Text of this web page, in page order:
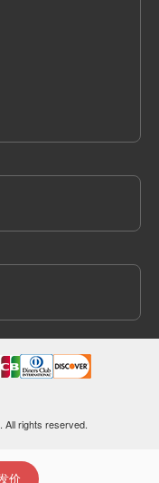
价
All rights reserved.